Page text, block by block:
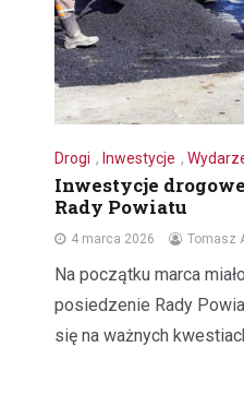
Drogi , Inwestycje ,
Inwestycje
Rady Powiatu
4 marca 2026 Tomasz
Na początku marca
posiedzenie Rady
się na ważnych